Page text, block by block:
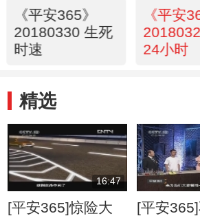
《平安365》
20180330 生死
时速
《平安
24小时
精选
16:47
[平安365]惊险大
[平安